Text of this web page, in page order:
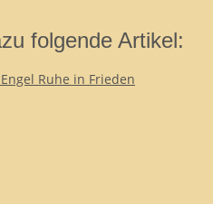
folgende Artikel: